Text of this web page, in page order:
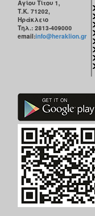
Αγίου Τίτου 1,
Τ.Κ. 71202,
Ηράκλειο
Τηλ.: 2813-409000
email:info@heraklion.gr